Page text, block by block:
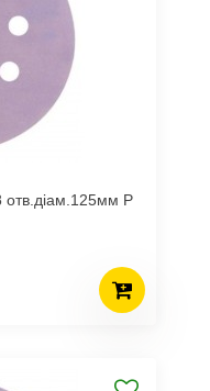
отв.діам.125мм Р